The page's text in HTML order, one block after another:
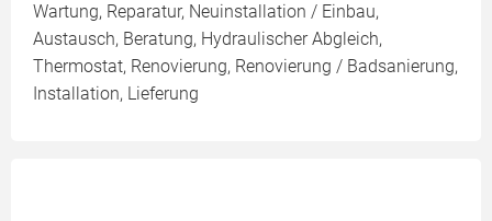
Wartung, Reparatur, Neuinstallation / Einbau,
Austausch, Beratung, Hydraulischer Abgleich,
Thermostat, Renovierung, Renovierung / Badsanierung,
Installation, Lieferung